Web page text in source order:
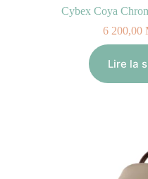
Cybex Coya
6 200,00
Lire la